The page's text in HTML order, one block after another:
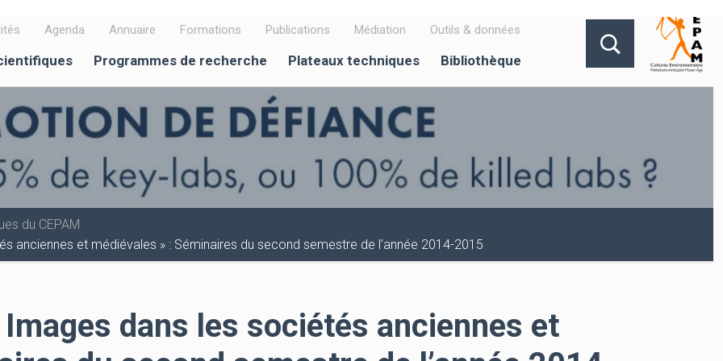
Agenda Annuaire Formations Publications Médiation Outils & données
Programmes de recherche Plateaux techniques Bibliothèque
du CEPAM
anciennes et médiévales » : Séminaires du second semestre de l’année 2014-2015
dans les sociétés anciennes et